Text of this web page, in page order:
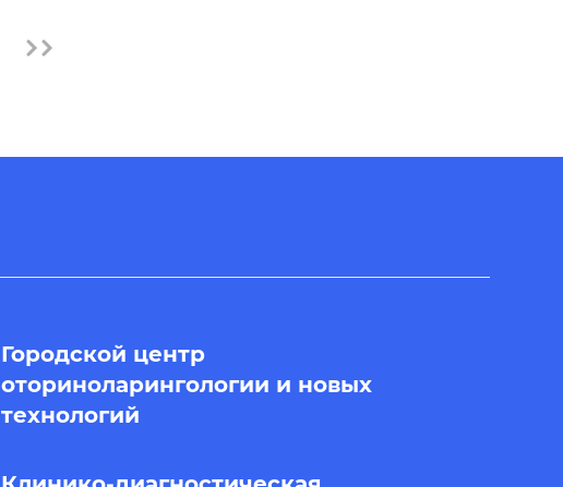
Городской центр
оториноларингологии и новых
технологий